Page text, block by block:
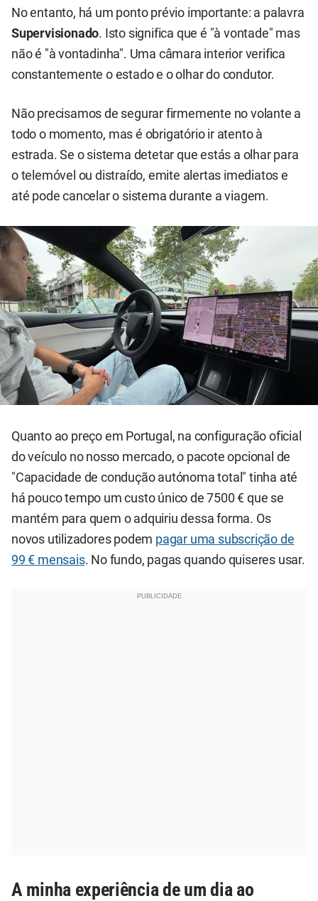
No entanto, há um ponto prévio importante: a palavra
Supervisionado. Isto significa que é "à vontade" mas
não é "à vontadinha". Uma câmara interior verifica
constantemente o estado e o olhar do condutor.
Não precisamos de segurar firmemente no volante a
todo o momento, mas é obrigatório ir atento à
estrada. Se o sistema detetar que estás a olhar para
o telemóvel ou distraído, emite alertas imediatos e
até pode cancelar o sistema durante a viagem.
Quanto ao preço em Portugal, na configuração oficial
do veículo no nosso mercado, o pacote opcional de
"Capacidade de condução autónoma total" tinha até
há pouco tempo um custo único de 7500 € que se
mantém para quem o adquiriu dessa forma. Os
novos utilizadores podem pagar uma subscrição de
99 € mensais. No fundo, pagas quando quiseres usar.
A minha experiência de um dia ao